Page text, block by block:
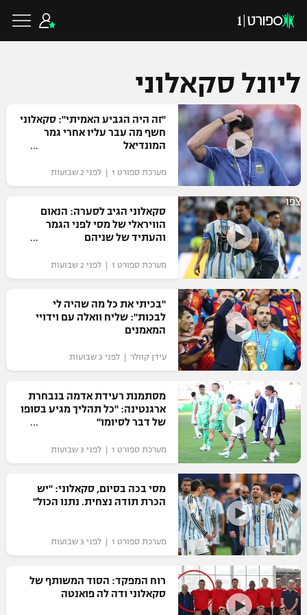
VOD
רץ ברשת
תוצאות
לוח שידורים
ברחבה
"מעל הליגה" – פודקאסט
כדורגל ישראלי
ליגת העל
גביע הטוטו
ליגיונרים
גביע המדינה
נבחרת ישראל
מכבי חיפה
בית"ר ירושלים
מכבי תל אביב
הפועל תל אביב
הפועל חיפה
הפועל באר שבע
מכבי נתניה
בני יהודה
כדורגל עולמי
ליגת האלופות
ליגה אירופית
ליגה אנגלית
ליגה גרמנית
ליגה ספרדית
ליגה איטלקית
ליגה צרפתית
ליגה הולנדית
ליגה סינית
ליגה ברזילאית
ליגות נוספות
כדורסל ישראלי
ליגת ווינר סל
ליגה לאומית
כדורסל נשים
מכבי תל אביב
הפועל חולון
הפועל ירושלים
דני אבדיה
כדורסל עולמי
NBA
יורוליג
יורוקאפ
ענפים נוספים
טניס
כדורעף
שחייה
ג'ודו
אגרוף
ספורט אולימפי
UFC
היאבקות WWE
ליונל סקאלוני
"זה היה הגביע האמיתי": סקאלוני
חשף מה עבר עליו אחרי גמר
המונדיאל
מערכת ספורט 1 | לפני 2 שבועות
צפו
סקאלוני הגיב לסערה: הנאום
הוויראלי של מסי לפני הגמר
והעתיד של שניהם
מערכת ספורט 1 | לפני 2 שבועות
"בכיתי את כל מה שהיה לי
לבכות": שליח וואלה עם וידויי
המאמנים
עידן קוולר | לפני 3 שבועות
מסתמנת רעידת אדמה בנבחרת
ארגנטינה: "כל תהליך מגיע בסופו
של דבר לסיומו"
מערכת ספורט 1 | לפני 3 שבועות
מסי בכה בסיום, סקאלוני: "יש
הכרת תודה נצחית. נתנו הכול"
מערכת ספורט 1 | לפני 3 שבועות
רוח המפקד: הסוד המשותף של
סקאלוני ודה לה פואנטה